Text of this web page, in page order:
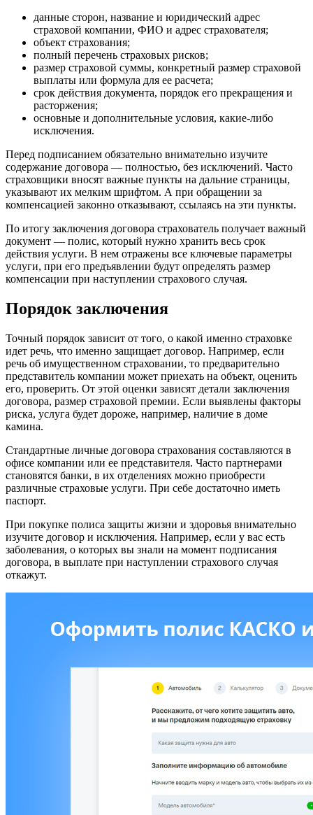
данные сторон, название и юридический адрес
страховой компании, ФИО и адрес страхователя;
объект страхования;
полный перечень страховых рисков;
размер страховой суммы, конкретный размер страховой
выплаты или формула для ее расчета;
срок действия документа, порядок его прекращения и
расторжения;
основные и дополнительные условия, какие-либо
исключения.
Перед подписанием обязательно внимательно изучите
содержание договора — полностью, без исключений. Часто
страховщики вносят важные пункты на дальние страницы,
указывают их мелким шрифтом. А при обращении за
компенсацией законно отказывают, ссылаясь на эти пункты.
По итогу заключения договора страхователь получает важный
документ — полис, который нужно хранить весь срок
действия услуги. В нем отражены все ключевые параметры
услуги, при его предъявлении будут определять размер
компенсации при наступлении страхового случая.
Порядок заключения
Точный порядок зависит от того, о какой именно страховке
идет речь, что именно защищает договор. Например, если
речь об имущественном страховании, то предварительно
представитель компании может приехать на объект, оценить
его, проверить. От этой оценки зависят детали заключения
договора, размер страховой премии. Если выявлены факторы
риска, услуга будет дороже, например, наличие в доме
камина.
Стандартные личные договора страхования составляются в
офисе компании или ее представителя. Часто партнерами
становятся банки, в их отделениях можно приобрести
различные страховые услуги. При себе достаточно иметь
паспорт.
При покупке полиса защиты жизни и здоровья внимательно
изучите договор и исключения. Например, если у вас есть
заболевания, о которых вы знали на момент подписания
договора, в выплате при наступлении страхового случая
откажут.